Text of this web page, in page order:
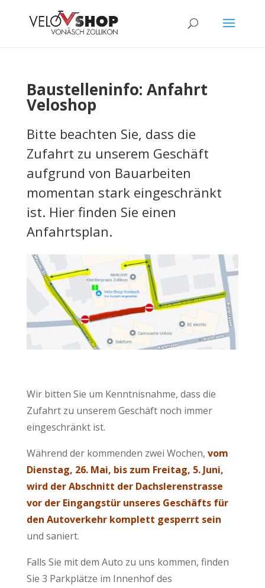
Baustelleninfo: Anfahrt
Veloshop
Bitte beachten Sie, dass die
Zufahrt zu unserem Geschäft
aufgrund von Bauarbeiten
momentan stark eingeschränkt
ist. Hier finden Sie einen
Anfahrtsplan.
Wir bitten Sie um Kenntnisnahme, dass die
Zufahrt zu unserem Geschäft noch immer
eingeschränkt ist.
Während der kommenden zwei Wochen, vom
Dienstag, 26. Mai, bis zum Freitag, 5. Juni,
wird der Abschnitt der Dachslerenstrasse
vor der Eingangstür unseres Geschäfts für
den Autoverkehr komplett gesperrt sein
und saniert.
Falls Sie mit dem Auto zu uns kommen, finden
Sie 3 Parkplätze im Innenhof des